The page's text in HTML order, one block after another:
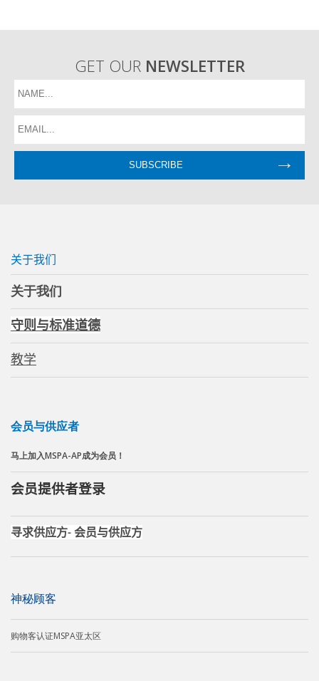
GET OUR NEWSLETTER
关于我们
关于我们
守则与标准道德
教学
会员与供应者
马上加入MSPA-AP成为会员！
会员提供者登录
寻求供应方- 会员与供应方
神秘顾客
购物客认证MSPA亚太区